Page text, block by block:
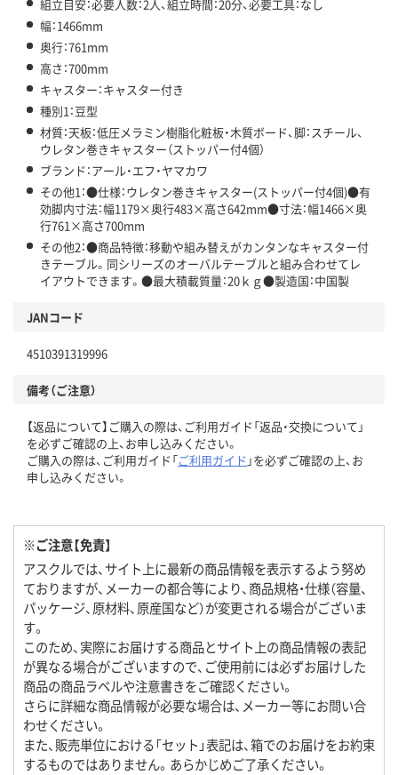
組立目安：必要人数：2人、組立時間：20分、必要工具：なし
幅：1466mm
奥行：761mm
高さ：700mm
キャスター：キャスター付き
種別1：豆型
材質：天板：低圧メラミン樹脂化粧板・木質ボード、脚：スチール、
ウレタン巻きキャスター（ストッパー付4個）
ブランド：アール・エフ・ヤマカワ
その他1：●仕様：ウレタン巻きキャスター(ストッパー付4個)●有
効脚内寸法：幅1179×奥行483×高さ642mm●寸法：幅1466×奥
行761×高さ700mm
その他2：●商品特徴：移動や組み替えがカンタンなキャスター付
きテーブル。同シリーズのオーバルテーブルと組み合わせてレ
イアウトできます。●最大積載質量：20ｋｇ●製造国：中国製
JANコード
4510391319996
備考（ご注意）
【返品について】ご購入の際は、ご利用ガイド「返品・交換について」
を必ずご確認の上、お申し込みください。
ご購入の際は、ご利用ガイド「ご利用ガイド 」を必ずご確認の上、お
申し込みください。
※ご注意【免責】
アスクルでは、サイト上に最新の商品情報を表示するよう努め
ておりますが、メーカーの都合等により、商品規格・仕様（容量、
パッケージ、原材料、原産国など）が変更される場合がございま
す。
このため、実際にお届けする商品とサイト上の商品情報の表記
が異なる場合がございますので、ご使用前には必ずお届けした
商品の商品ラベルや注意書きをご確認ください。
さらに詳細な商品情報が必要な場合は、メーカー等にお問い合
わせください。
また、販売単位における「セット」表記は、箱でのお届けをお約束
するものではありません。あらかじめご了承ください。